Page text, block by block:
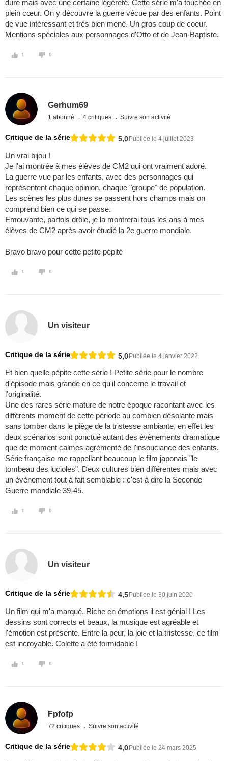
dure mais avec une certaine légèreté. Cette série m'a touchée en
plein cœur. On y découvre la guerre vécue par des enfants. Point
de vue intéressant et très bien mené. Un gros coup de coeur.
Mentions spéciales aux personnages d'Otto et de Jean-Baptiste.
1 0
Gerhum69
1 abonné 4 critiques Suivre son activité
Critique de la série 5,0 Publiée le 4 juillet 2023
Un vrai bijou !
Je l'ai montrée à mes élèves de CM2 qui ont vraiment adoré.
La guerre vue par les enfants, avec des personnages qui
représentent chaque opinion, chaque "groupe" de population.
Les scènes les plus dures se passent hors champs mais on
comprend bien ce qui se passe.
Emouvante, parfois drôle, je la montrerai tous les ans à mes
élèves de CM2 après avoir étudié la 2e guerre mondiale.
Bravo bravo pour cette petite pépité
1 0
Un visiteur
Critique de la série 5,0 Publiée le 4 janvier 2022
Et bien quelle pépite cette série ! Petite série pour le nombre
d'épisode mais grande en ce qu'il concerne le travail et
l'originalité.
Une des rares série mature de notre époque racontant avec les
différents moment de cette période au combien désolante mais
sans tomber dans le piège de la tristesse ambiante, en effet les
deux scénarios sont ponctué autant des évènements dramatique
que de moment calmes agrémenté de l'insouciance des enfants.
Série française me rappellant beaucoup le film japonais "le
tombeau des lucioles". Deux cultures bien différentes mais avec
un évènement tout à fait semblable : c'est à dire la Seconde
Guerre mondiale 39-45.
1 0
Un visiteur
Critique de la série 4,5 Publiée le 30 juin 2020
Un film qui m'a marqué. Riche en émotions il est génial ! Les
dessins sont corrects et beaux, la musique est agréable et
l'émotion est présente. Entre la peur, la joie et la tristesse, ce film
est incroyable. Colette a été formidable !
1 0
Fpfofp
72 critiques Suivre son activité
Critique de la série 4,0 Publiée le 24 mars 2025